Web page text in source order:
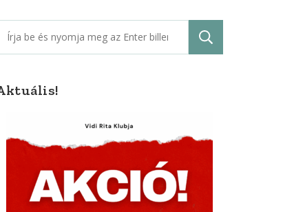
Keresés: